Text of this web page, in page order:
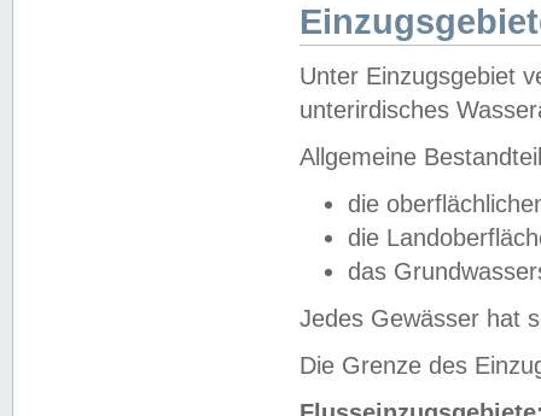
Unter Einzugsgebiet
unterirdisches
Allgemeine
die
die
das
Jedes Gewässer hat
Die Grenze des